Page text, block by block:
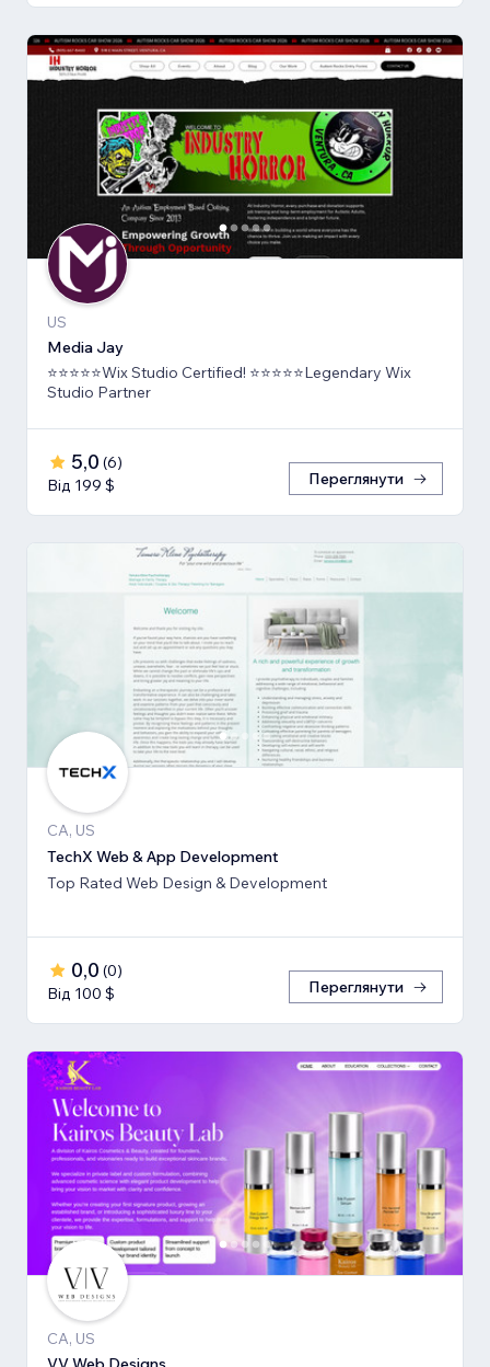
US
Media Jay
⭐⭐⭐⭐⭐Wix Studio Certified! ⭐⭐⭐⭐⭐Legendary Wix
Studio Partner
5,0 (6)
Від 199 $
Переглянути
CA, US
TechX Web & App Development
Top Rated Web Design & Development
0,0 (0)
Від 100 $
Переглянути
CA, US